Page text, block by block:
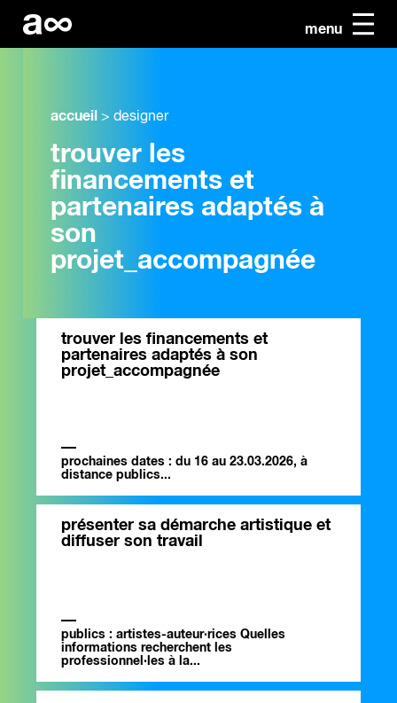
menu
accueil > designer
trouver les
financements et
partenaires adaptés à
son
projet_accompagnée
trouver les financements et
partenaires adaptés à son
projet_accompagnée
prochaines dates : du 16 au 23.03.2026, à
distance publics...
présenter sa démarche artistique et
diffuser son travail
publics : artistes-auteur·rices Quelles
informations recherchent les
professionnel·les à la...